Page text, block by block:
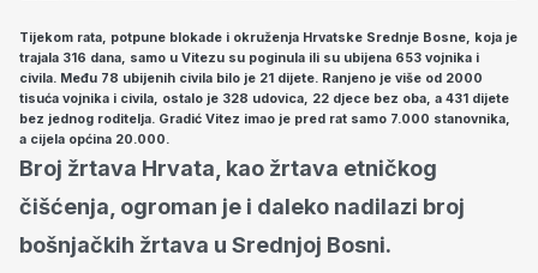
Tijekom rata, potpune blokade i okruženja Hrvatske Srednje Bosne, koja je
trajala 316 dana, samo u Vitezu su poginula ili su ubijena 653 vojnika i
civila. Među 78 ubijenih civila bilo je 21 dijete. Ranjeno je više od 2000
tisuća vojnika i civila, ostalo je 328 udovica, 22 djece bez oba, a 431 dijete
bez jednog roditelja. Gradić Vitez imao je pred rat samo 7.000 stanovnika,
a cijela općina 20.000.
Broj žrtava Hrvata, kao žrtava etničkog
čišćenja, ogroman je i daleko nadilazi broj
bošnjačkih žrtava u Srednjoj Bosni.